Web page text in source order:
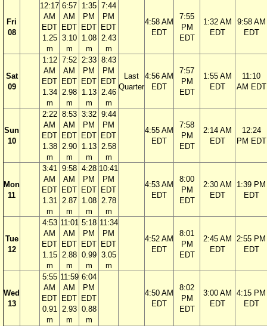
Fri
08
12:17
AM
EDT
1.25
m
6:57
AM
EDT
3.10
m
1:35
PM
EDT
1.08
m
7:44
PM
EDT
2.43
m
4:58 AM
EDT
7:55
PM
EDT
1:32 AM
EDT
9:58 AM
EDT
Sat
09
1:12
AM
EDT
1.34
m
7:52
AM
EDT
2.98
m
2:33
PM
EDT
1.13
m
8:43
PM
EDT
2.46
m
Last
Quarter
4:56 AM
EDT
7:57
PM
EDT
1:55 AM
EDT
11:10
AM EDT
Sun
10
2:22
AM
EDT
1.38
m
8:53
AM
EDT
2.90
m
3:32
PM
EDT
1.13
m
9:44
PM
EDT
2.58
m
4:55 AM
EDT
7:58
PM
EDT
2:14 AM
EDT
12:24
PM EDT
Mon
11
3:41
AM
EDT
1.31
m
9:58
AM
EDT
2.87
m
4:28
PM
EDT
1.08
m
10:41
PM
EDT
2.78
m
4:53 AM
EDT
8:00
PM
EDT
2:30 AM
EDT
1:39 PM
EDT
Tue
12
4:53
AM
EDT
1.15
m
11:01
AM
EDT
2.88
m
5:18
PM
EDT
0.99
m
11:34
PM
EDT
3.05
m
4:52 AM
EDT
8:01
PM
EDT
2:45 AM
EDT
2:55 PM
EDT
Wed
13
5:55
AM
EDT
0.91
m
11:59
AM
EDT
2.93
m
6:04
PM
EDT
0.88
m
4:50 AM
EDT
8:02
PM
EDT
3:00 AM
EDT
4:15 PM
EDT